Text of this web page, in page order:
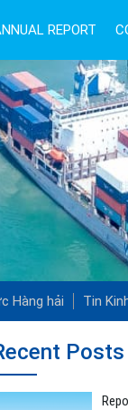
REPORT
Hàng hải Tin
Posts